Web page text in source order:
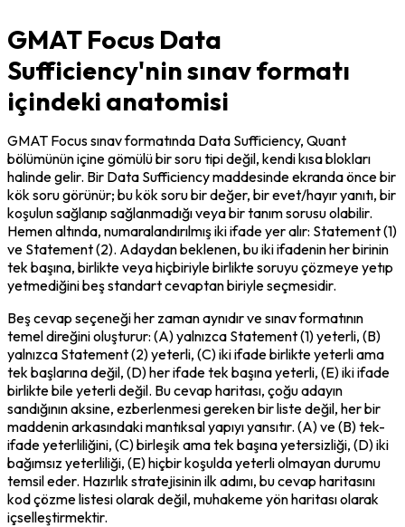
GMAT Focus Data
Sufficiency'nin sınav formatı
içindeki anatomisi
GMAT Focus sınav formatında Data Sufficiency, Quant
bölümünün içine gömülü bir soru tipi değil, kendi kısa blokları
halinde gelir. Bir Data Sufficiency maddesinde ekranda önce bir
kök soru görünür; bu kök soru bir değer, bir evet/hayır yanıtı, bir
koşulun sağlanıp sağlanmadığı veya bir tanım sorusu olabilir.
Hemen altında, numaralandırılmış iki ifade yer alır: Statement (1)
ve Statement (2). Adaydan beklenen, bu iki ifadenin her birinin
tek başına, birlikte veya hiçbiriyle birlikte soruyu çözmeye yetıp
yetmediğini beş standart cevaptan biriyle seçmesidir.
Beş cevap seçeneği her zaman aynıdır ve sınav formatının
temel direğini oluşturur: (A) yalnızca Statement (1) yeterli, (B)
yalnızca Statement (2) yeterli, (C) iki ifade birlikte yeterli ama
tek başlarına değil, (D) her ifade tek başına yeterli, (E) iki ifade
birlikte bile yeterli değil. Bu cevap haritası, çoğu adayın
sandığının aksine, ezberlenmesi gereken bir liste değil, her bir
maddenin arkasındaki mantıksal yapıyı yansıtır. (A) ve (B) tek-
ifade yeterliliğini, (C) birleşik ama tek başına yetersizliği, (D) iki
bağımsız yeterliliği, (E) hiçbir koşulda yeterli olmayan durumu
temsil eder. Hazırlık stratejisinin ilk adımı, bu cevap haritasını
kod çözme listesi olarak değil, muhakeme yön haritası olarak
içselleştirmektir.